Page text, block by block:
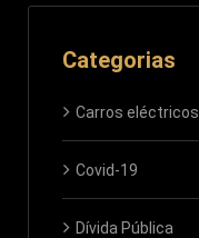
Categorias
Carros eléctricos
Covid-19
Dívida Pública